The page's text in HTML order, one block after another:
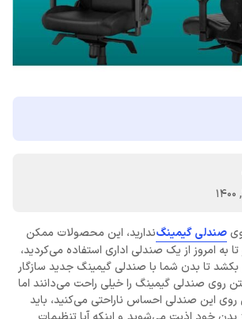
صندلی گیمینگندارید، این محصولات ممکن
به امروز از یک صندلی اداری استفاده می‌کردید،
تا بدن شما با صندلی گیمینگ جدید سازگار
روی صندلی گیمینگ را خیلی راحت می‌دانند اما
این صندلی احساس ناراحتی می‌کنید، باید